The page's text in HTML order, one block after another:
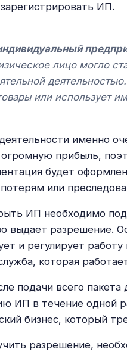
ИП.
лицо могло
или использует
именно
прибыль,
будет
или
ИП необходимо
выдает разрешение.
и регулирует
которая
подачи всего
ИП в течение одной
бизнес, который
разрешение,